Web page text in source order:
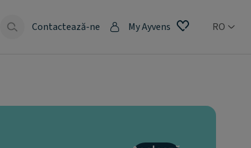
Contactează-ne My Ayvens RO